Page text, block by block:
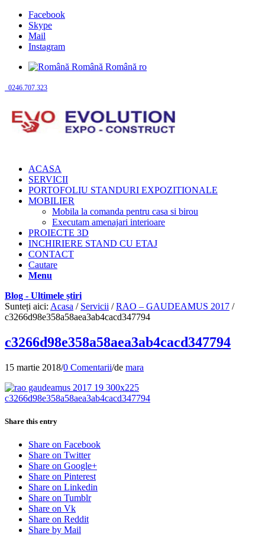
Facebook
Skype
Mail
Instagram
Română Română ro
0246.707.323
ACASA
SERVICII
PORTOFOLIU STANDURI EXPOZITIONALE
MOBILIER
Mobila la comanda pentru casa si birou
Executam amenajari interioare
PROIECTE 3D
INCHIRIERE STAND CU ETAJ
CONTACT
Cautare
Menu
Blog - Ultimele știri
Sunteți aici: Acasa / Servicii / RAO – GAUDEAMUS 2017 /
c3266d98e358a58aea3ab4cacd347794
c3266d98e358a58aea3ab4cacd347794
15 martie 2018/0 Comentarii/de mara
Share this entry
Share on Facebook
Share on Twitter
Share on Google+
Share on Pinterest
Share on Linkedin
Share on Tumblr
Share on Vk
Share on Reddit
Share by Mail